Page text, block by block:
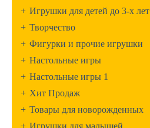
+ Игрушки для детей до 3-х лет
+ Творчество
+ Фигурки и прочие игрушки
+ Настольные игры
+ Настольные игры 1
+ Хит Продаж
+ Товары для новорожденных
+ Игрушки для малышей